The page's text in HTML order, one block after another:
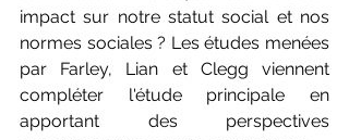
impact sur notre statut social et nos
normes sociales ? Les études menées
par Farley, Lian et Clegg viennent
compléter l'étude principale en
apportant des perspectives